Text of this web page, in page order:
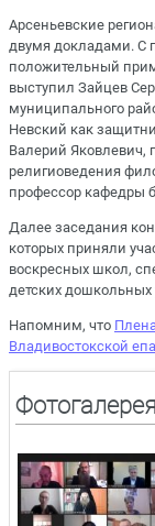
Арсеньевские
двумя докладами. С
положительный
выступил Зайцев
муниципального
Невский как
Валерий Яковлевич,
религиоведения
профессор кафедры
Далее заседания
которых приняли
воскресных школ,
детских
Напомним, что
Владивостокской
Фотогалерея